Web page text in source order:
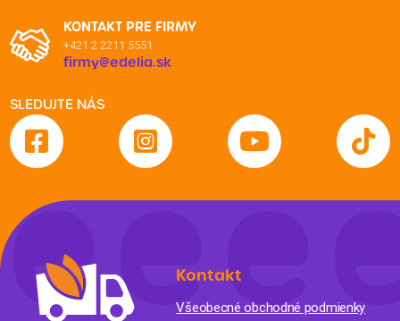
KONTAKT PRE FIRMY
+421 2 2211 5551
firmy@edelia.sk
SLEDUJTE NÁS
Kontakt
Všeobecné obchodné podmienky